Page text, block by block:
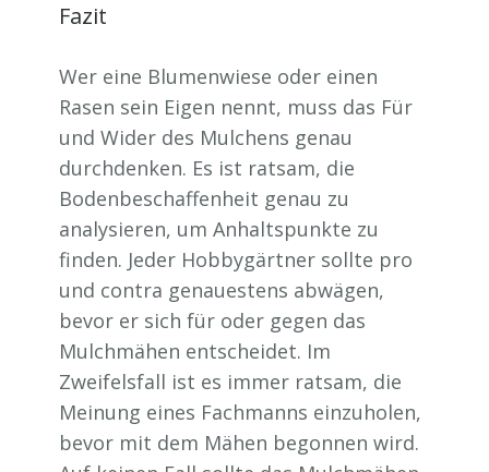
Fazit
Wer eine Blumenwiese oder einen
Rasen sein Eigen nennt, muss das Für
und Wider des Mulchens genau
durchdenken. Es ist ratsam, die
Bodenbeschaffenheit genau zu
analysieren, um Anhaltspunkte zu
finden. Jeder Hobbygärtner sollte pro
und contra genauestens abwägen,
bevor er sich für oder gegen das
Mulchmähen entscheidet. Im
Zweifelsfall ist es immer ratsam, die
Meinung eines Fachmanns einzuholen,
bevor mit dem Mähen begonnen wird.